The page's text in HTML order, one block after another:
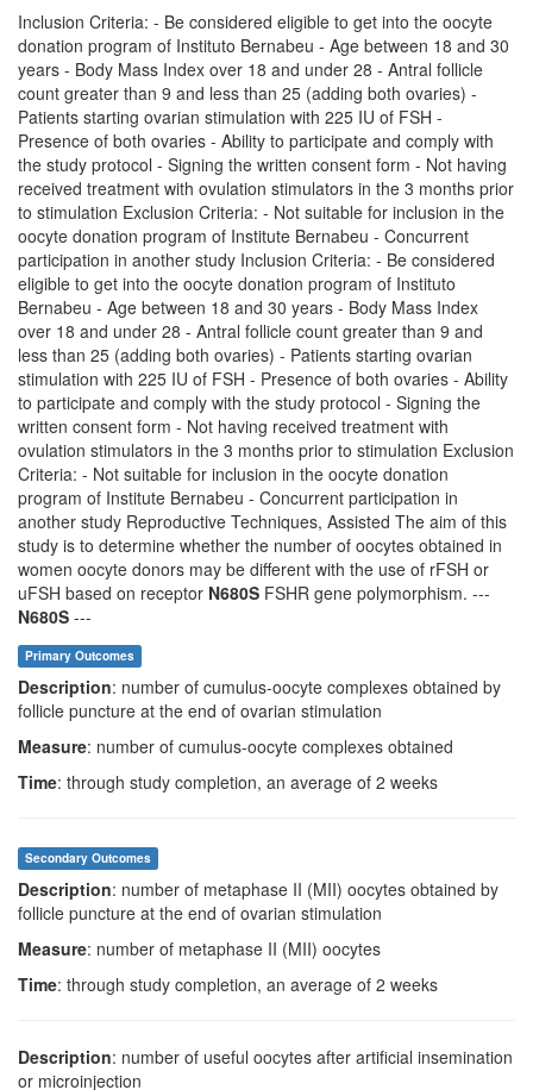
Inclusion Criteria: - Be considered eligible to get into the oocyte
donation program of Instituto Bernabeu - Age between 18 and 30
years - Body Mass Index over 18 and under 28 - Antral follicle
count greater than 9 and less than 25 (adding both ovaries) -
Patients starting ovarian stimulation with 225 IU of FSH -
Presence of both ovaries - Ability to participate and comply with
the study protocol - Signing the written consent form - Not having
received treatment with ovulation stimulators in the 3 months prior
to stimulation Exclusion Criteria: - Not suitable for inclusion in the
oocyte donation program of Institute Bernabeu - Concurrent
participation in another study Inclusion Criteria: - Be considered
eligible to get into the oocyte donation program of Instituto
Bernabeu - Age between 18 and 30 years - Body Mass Index
over 18 and under 28 - Antral follicle count greater than 9 and
less than 25 (adding both ovaries) - Patients starting ovarian
stimulation with 225 IU of FSH - Presence of both ovaries - Ability
to participate and comply with the study protocol - Signing the
written consent form - Not having received treatment with
ovulation stimulators in the 3 months prior to stimulation Exclusion
Criteria: - Not suitable for inclusion in the oocyte donation
program of Institute Bernabeu - Concurrent participation in
another study Reproductive Techniques, Assisted The aim of this
study is to determine whether the number of oocytes obtained in
women oocyte donors may be different with the use of rFSH or
uFSH based on receptor N680S FSHR gene polymorphism. ---
N680S ---
Primary Outcomes
Description: number of cumulus-oocyte complexes obtained by
follicle puncture at the end of ovarian stimulation
Measure: number of cumulus-oocyte complexes obtained
Time: through study completion, an average of 2 weeks
Secondary Outcomes
Description: number of metaphase II (MII) oocytes obtained by
follicle puncture at the end of ovarian stimulation
Measure: number of metaphase II (MII) oocytes
Time: through study completion, an average of 2 weeks
Description: number of useful oocytes after artificial insemination
or microinjection